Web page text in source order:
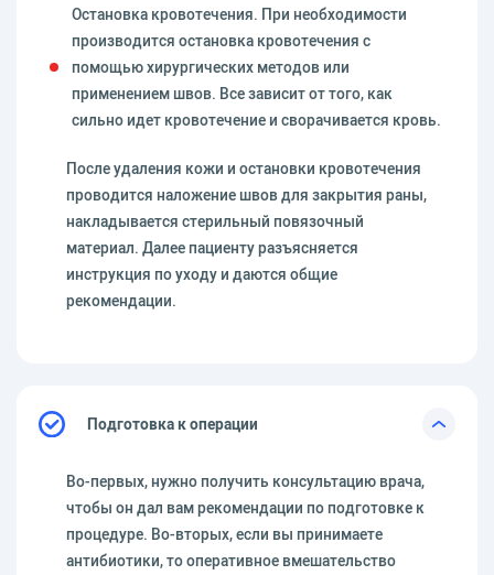
Остановка кровотечения. При необходимости
производится остановка кровотечения с
помощью хирургических методов или
применением швов. Все зависит от того, как
сильно идет кровотечение и сворачивается кровь.
После удаления кожи и остановки кровотечения
проводится наложение швов для закрытия раны,
накладывается стерильный повязочный
материал. Далее пациенту разъясняется
инструкция по уходу и даются общие
рекомендации.
Подготовка к операции
Во-первых, нужно получить консультацию врача,
чтобы он дал вам рекомендации по подготовке к
процедуре. Во-вторых, если вы принимаете
антибиотики, то оперативное вмешательство